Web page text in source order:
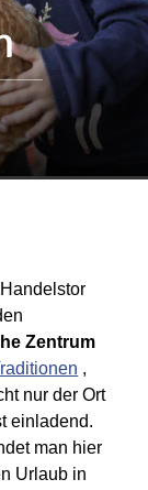
Zentrum
,
nur der Ort
einladend.
man hier
Urlaub in